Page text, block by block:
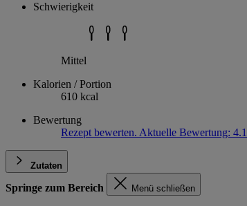
Schwierigkeit
Mittel
Kalorien / Portion
610 kcal
Bewertung
Rezept bewerten. Aktuelle Bewertung: 4.1
Zutaten
Springe zum Bereich Menü schließen